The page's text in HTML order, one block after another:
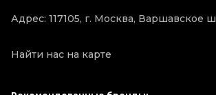
Адрес: 117105, г. Москва, Варшавское
Найти нас на карте